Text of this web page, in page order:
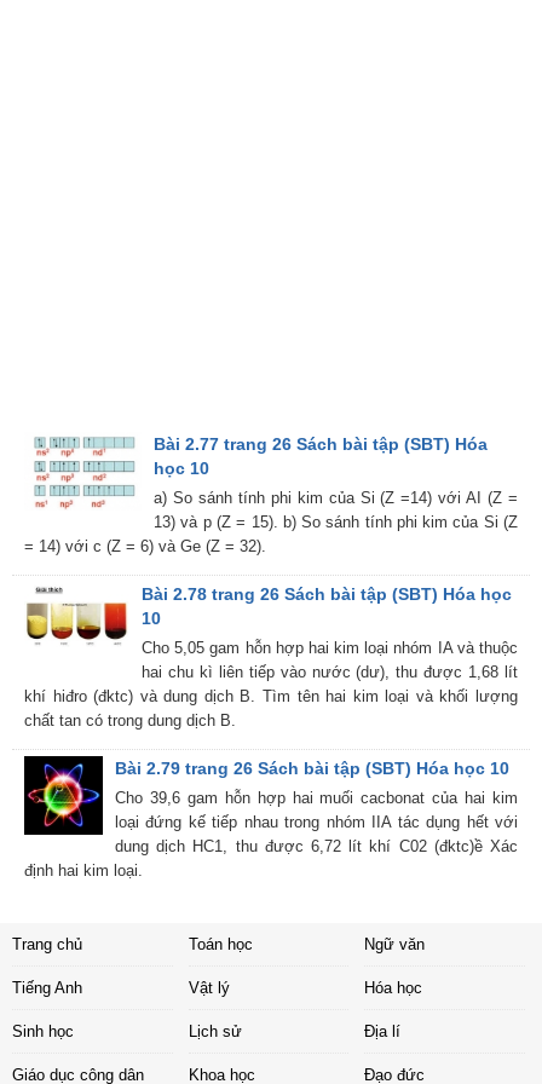
Bài 2.77 trang 26 Sách bài tập (SBT) Hóa
học 10
a) So sánh tính phi kim của Si (Z =14) với AI (Z =
13) và p (Z = 15). b) So sánh tính phi kim của Si (Z
= 14) với c (Z = 6) và Ge (Z = 32).
Bài 2.78 trang 26 Sách bài tập (SBT) Hóa học
10
Cho 5,05 gam hỗn hợp hai kim loại nhóm IA và thuộc
hai chu kì liên tiếp vào nước (dư), thu được 1,68 lít
khí hiđro (đktc) và dung dịch B. Tìm tên hai kim loại và khối lượng
chất tan có trong dung dịch B.
Bài 2.79 trang 26 Sách bài tập (SBT) Hóa học 10
Cho 39,6 gam hỗn hợp hai muối cacbonat của hai kim
loại đứng kế tiếp nhau trong nhóm IIA tác dụng hết với
dung dịch HC1, thu được 6,72 lít khí C02 (đktc)ề Xác
định hai kim loại.
Trang chủ Toán học Ngữ văn
Tiếng Anh Vật lý Hóa học
Sinh học Lịch sử Địa lí
Giáo dục công dân Khoa học Đạo đức